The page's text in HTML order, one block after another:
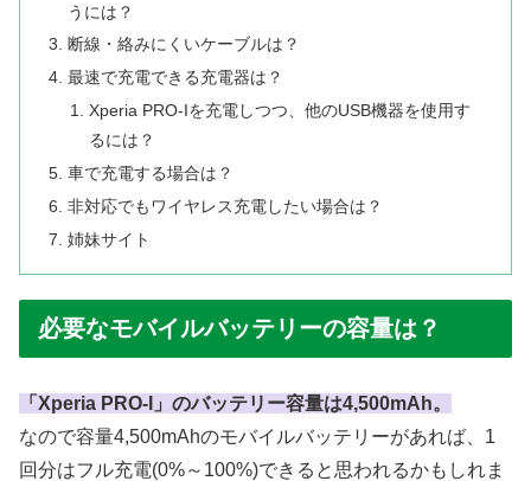
うには？
断線・絡みにくいケーブルは？
最速で充電できる充電器は？
Xperia PRO-Iを充電しつつ、他のUSB機器を使用す
るには？
車で充電する場合は？
非対応でもワイヤレス充電したい場合は？
姉妹サイト
必要なモバイルバッテリーの容量は？
「Xperia PRO-I」のバッテリー容量は4,500mAh。
なので容量4,500mAhのモバイルバッテリーがあれば、1
回分はフル充電(0%～100%)できると思われるかもしれま